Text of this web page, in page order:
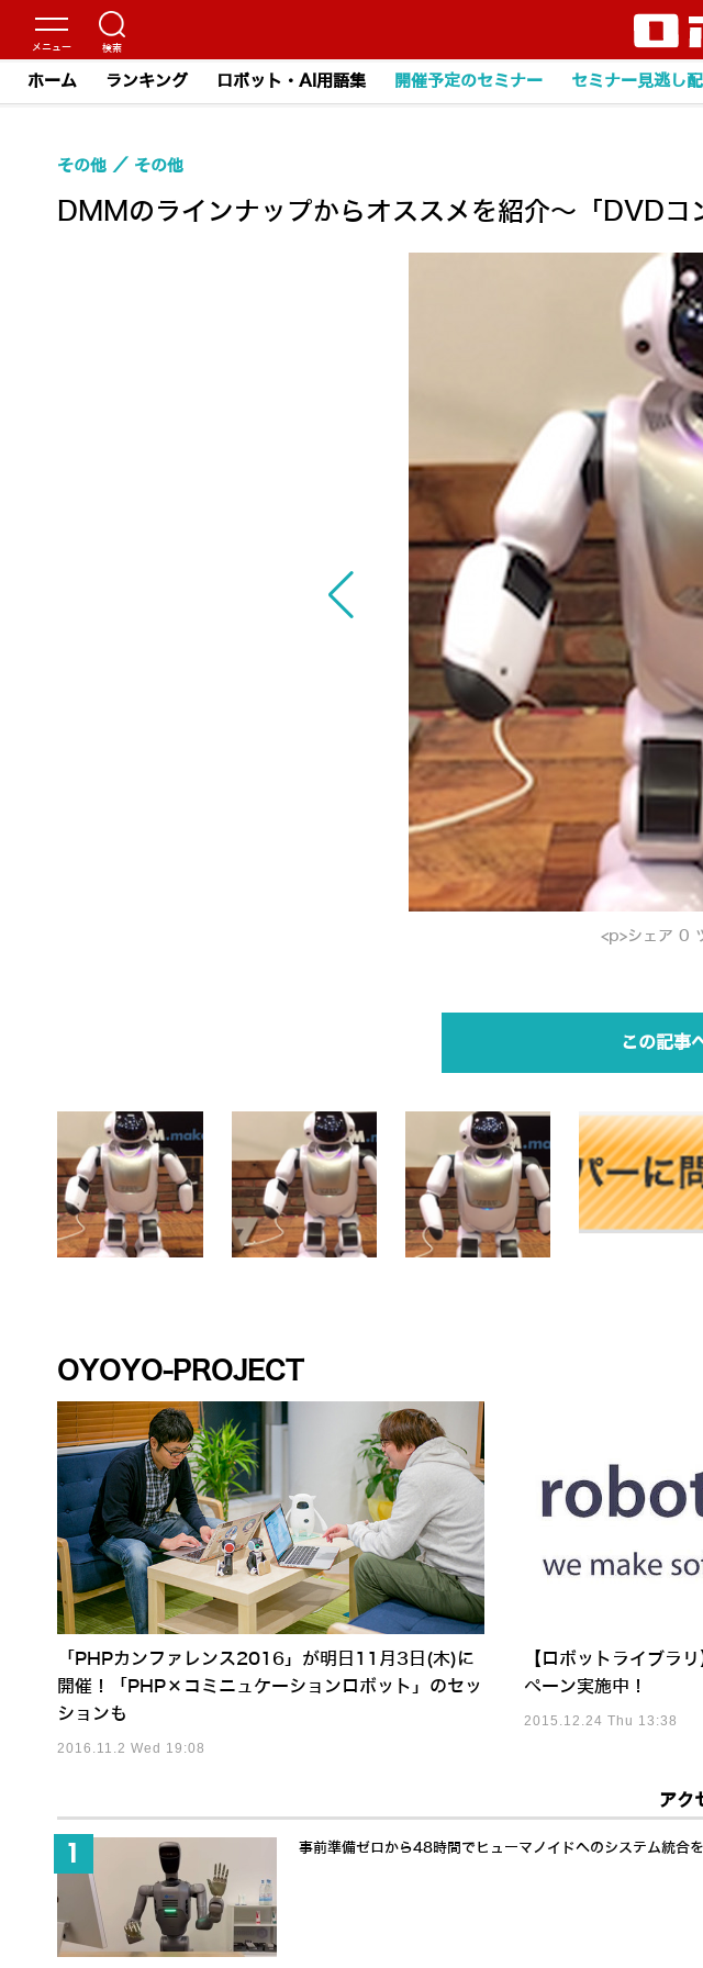
ホーム ランキング ロボット・AI用語集 開催予定のセミナー セミナー見逃し
DMMのラインナップからオススメを紹介～「DVD
その他 その他
<p>シェア 0
この記事
OYOYO-PROJECT
「PHPカンファレンス2016」が明日11月3日(木)に
開催！「PHP×コミニュケーションロボット」のセッ
ションも
2016.11.2 Wed 19:08
【ロボットライブラ
ペーン実施中！
2015.12.24 Thu 13:38
アク
事前準備ゼロから48時間でヒューマノイドへのシステム統